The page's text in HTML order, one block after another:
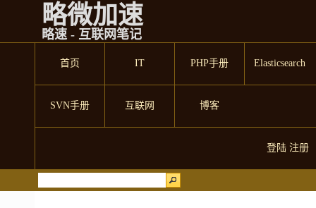
略微加速
略速 - 互联网笔记
首页 IT PHP手册 Elasticsearch
SVN手册 互联网 博客
登陆 注册